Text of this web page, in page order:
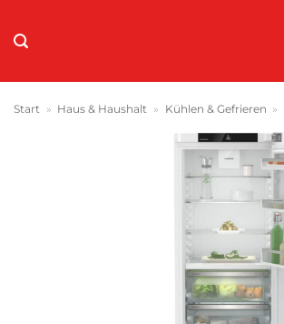
Inhalt
Start » Haus & Haushalt » Kühlen & Gefrieren »